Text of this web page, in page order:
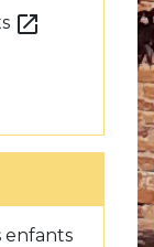
open_in_new
enfants